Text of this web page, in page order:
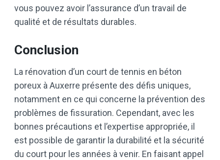
vous pouvez avoir l’assurance d’un travail de
qualité et de résultats durables.
Conclusion
La rénovation d’un court de tennis en béton
poreux à Auxerre présente des défis uniques,
notamment en ce qui concerne la prévention des
problèmes de fissuration. Cependant, avec les
bonnes précautions et l’expertise appropriée, il
est possible de garantir la durabilité et la sécurité
du court pour les années à venir. En faisant appel